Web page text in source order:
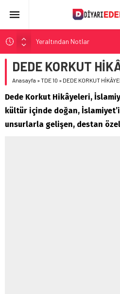
Yeraltından Notlar
Aylak Adam
Zebercet
Demiryolu Hikâyecileri
Korkuyu Beklerken
DEDE KORKUT
Anasayfa »TDE 10 » DEDE KORKUT
Dede Korkut Hikâyeleri,
kültür içinde doğan,
unsurlarla gelişen, destan